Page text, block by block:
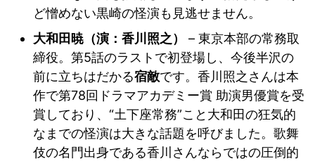
ど憎めない黒崎の怪演も見逃せません。
大和田暁（演：香川照之）
– 東京本部の常務取
締役。第5話のラストで初登場し、今後半沢の
前に立ちはだかる宿敵です。香川照之さんは本
作で第78回ドラマアカデミー賞 助演男優賞を受
賞しており、“土下座常務”こと大和田の狂気的
なまでの怪演は大きな話題を呼びました。歌舞
伎の名門出身である香川さんならではの圧倒的